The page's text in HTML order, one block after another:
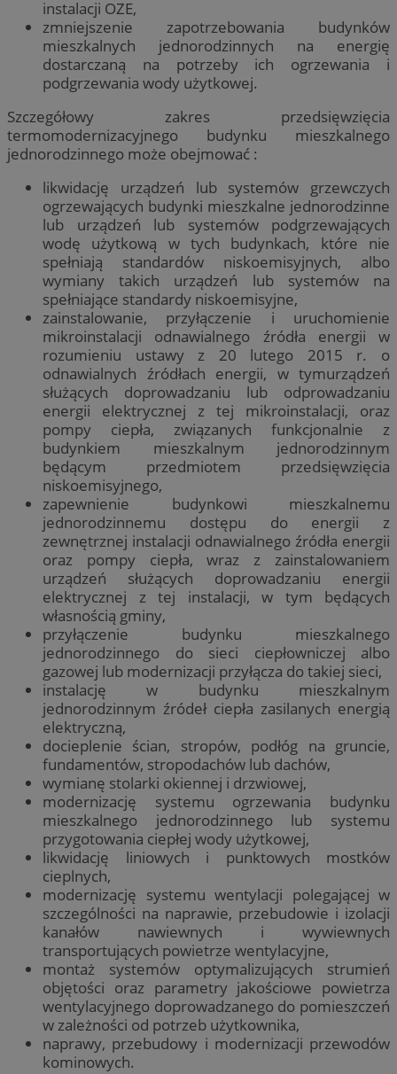
instalacji OZE,
zmniejszenie zapotrzebowania budynków
mieszkalnych jednorodzinnych na energię
dostarczaną na potrzeby ich ogrzewania i
podgrzewania wody użytkowej.
Szczegółowy zakres przedsięwzięcia
termomodernizacyjnego budynku mieszkalnego
jednorodzinnego może obejmować :
likwidację urządzeń lub systemów grzewczych
ogrzewających budynki mieszkalne jednorodzinne
lub urządzeń lub systemów podgrzewających
wodę użytkową w tych budynkach, które nie
spełniają standardów niskoemisyjnych, albo
wymiany takich urządzeń lub systemów na
spełniające standardy niskoemisyjne,
zainstalowanie, przyłączenie i uruchomienie
mikroinstalacji odnawialnego źródła energii w
rozumieniu ustawy z 20 lutego 2015 r. o
odnawialnych źródłach energii, w tymurządzeń
służących doprowadzaniu lub odprowadzaniu
energii elektrycznej z tej mikroinstalacji, oraz
pompy ciepła, związanych funkcjonalnie z
budynkiem mieszkalnym jednorodzinnym
będącym przedmiotem przedsięwzięcia
niskoemisyjnego,
zapewnienie budynkowi mieszkalnemu
jednorodzinnemu dostępu do energii z
zewnętrznej instalacji odnawialnego źródła energii
oraz pompy ciepła, wraz z zainstalowaniem
urządzeń służących doprowadzaniu energii
elektrycznej z tej instalacji, w tym będących
własnością gminy,
przyłączenie budynku mieszkalnego
jednorodzinnego do sieci ciepłowniczej albo
gazowej lub modernizacji przyłącza do takiej sieci,
instalację w budynku mieszkalnym
jednorodzinnym źródeł ciepła zasilanych energią
elektryczną,
docieplenie ścian, stropów, podłóg na gruncie,
fundamentów, stropodachów lub dachów,
wymianę stolarki okiennej i drzwiowej,
modernizację systemu ogrzewania budynku
mieszkalnego jednorodzinnego lub systemu
przygotowania ciepłej wody użytkowej,
likwidację liniowych i punktowych mostków
cieplnych,
modernizację systemu wentylacji polegającej w
szczególności na naprawie, przebudowie i izolacji
kanałów nawiewnych i wywiewnych
transportujących powietrze wentylacyjne,
montaż systemów optymalizujących strumień
objętości oraz parametry jakościowe powietrza
wentylacyjnego doprowadzanego do pomieszczeń
w zależności od potrzeb użytkownika,
naprawy, przebudowy i modernizacji przewodów
kominowych.